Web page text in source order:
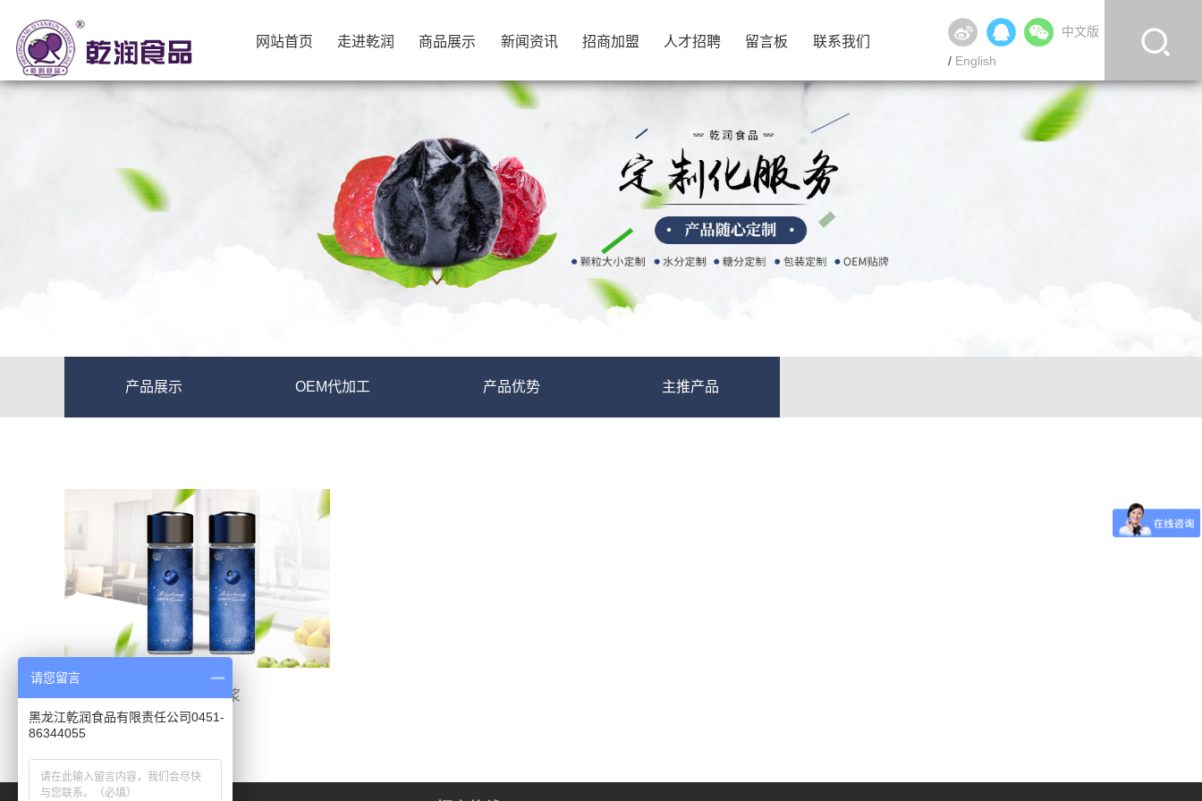
网站首页
网站首页
走进乾润
走进乾润
商品展示
商品展示
新闻资讯
新闻资讯
招商加盟
招商加盟
人才招聘
人才招聘
留言板
留言板
联系我们
联系我们
中文版
/ English
产品展示 OEM代加工 产品优势 主推产品
蓝莓原榨果浆
请您留言
黑龙江乾润食品有限责任公司0451-
86344055